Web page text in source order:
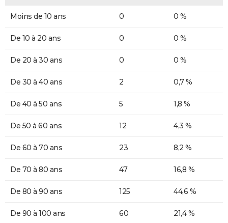
Moins de 10 ans 0 0 %
De 10 à 20 ans 0 0 %
De 20 à 30 ans 0 0 %
De 30 à 40 ans 2 0,7 %
De 40 à 50 ans 5 1,8 %
De 50 à 60 ans 12 4,3 %
De 60 à 70 ans 23 8,2 %
De 70 à 80 ans 47 16,8 %
De 80 à 90 ans 125 44,6 %
De 90 à 100 ans 60 21,4 %